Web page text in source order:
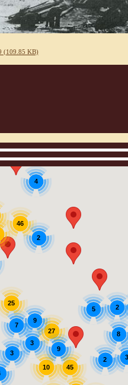
(109.85 KB)
46
2
25
45
4
7
3
27
2
10
3
2
9
8
3
5
9